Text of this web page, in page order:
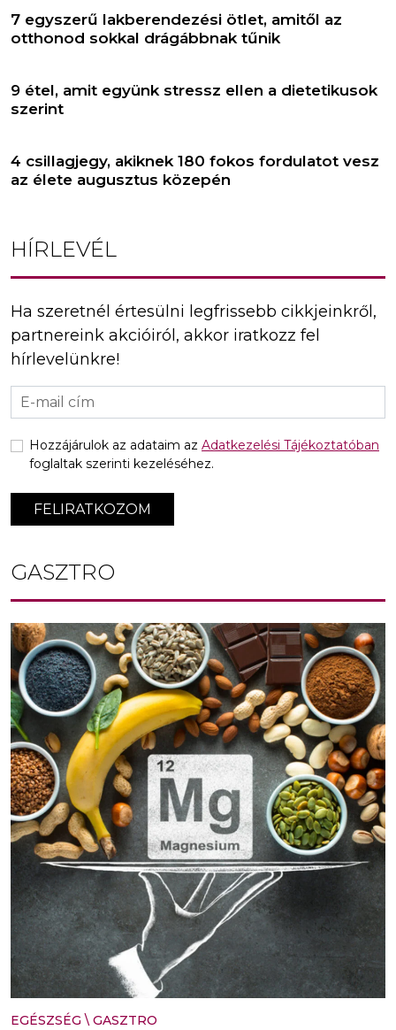
7 egyszerű lakberendezési ötlet, amitől az
otthonod sokkal drágábbnak tűnik
9 étel, amit együnk stressz ellen a dietetikusok
szerint
4 csillagjegy, akiknek 180 fokos fordulatot vesz
az élete augusztus közepén
HÍRLEVÉL
Ha szeretnél értesülni legfrissebb cikkjeinkről,
partnereink akcióiról, akkor iratkozz fel
hírlevelünkre!
FELIRATKOZOM
Hozzájárulok az adataim az Adatkezelési Tájékoztatóban
foglaltak szerinti kezeléséhez.
GASZTRO
EGÉSZSÉG \ GASZTRO